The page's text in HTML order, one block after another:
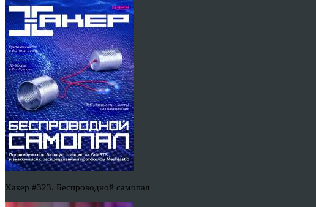
Хакер #323. Беспроводной самопал